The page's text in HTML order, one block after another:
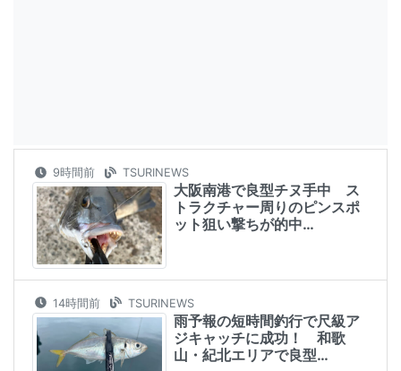
9時間前 TSURINEWS
大阪南港で良型チヌ手中 ス
トラクチャー周りのピンスポ
ット狙い撃ちが的中…
14時間前 TSURINEWS
雨予報の短時間釣行で尺級ア
ジキャッチに成功！ 和歌
山・紀北エリアで良型…